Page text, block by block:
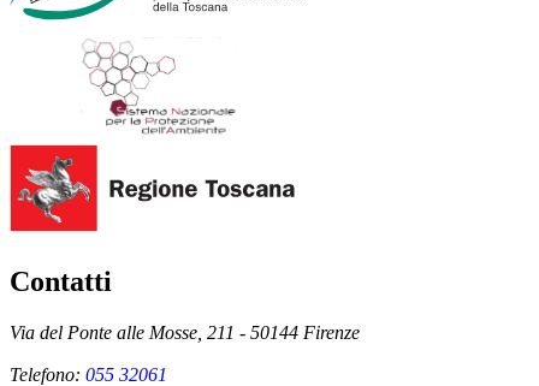
Contatti
Via del Ponte alle Mosse, 211 - 50144 Firenze
Telefono: 055 32061